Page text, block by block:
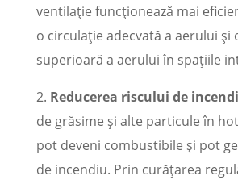
ventilație funcționează mai
o circulație adecvată a aerului și
superioară a aerului în spațiile
2. Reducerea riscului de
de grăsime și alte particule în
pot deveni combustibile și pot
de incendiu. Prin curățarea